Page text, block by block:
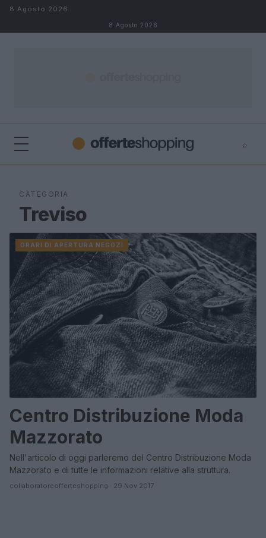
Salta al contenuto
8 Agosto 2026
8 Agosto 2026
⌕
CATEGORIA
Treviso
ORARI DI APERTURA NEGOZI
Centro Distribuzione Moda
Mazzorato
Nell'articolo di oggi parleremo del Centro Distribuzione Moda
Mazzorato e di tutte le informazioni relative alla struttura.
collaboratoreofferteshopping · 29 Nov 2017